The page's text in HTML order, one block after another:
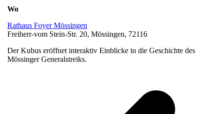
Wo
Rathaus Foyer Mössingen
Freiherr-vom Stein-Str. 20, Mössingen, 72116
Der Kubus eröffnet interaktiv Einblicke in die Geschichte des
Mössinger Generalstreiks.